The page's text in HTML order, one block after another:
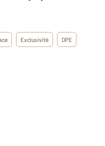
Exclusivité DPE